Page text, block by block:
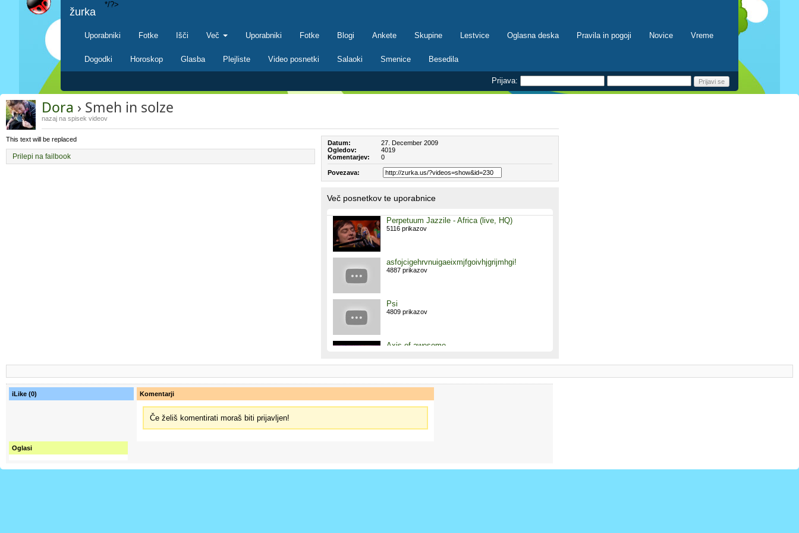
žurka
Uporabniki Fotke Išči Več Uporabniki Fotke Blogi Ankete Skupine Lestvice Oglasna deska Pravila in pogoji Novice Vreme
Dogodki Horoskop Glasba Plejliste Video posnetki Salaoki Smenice Besedila
*/?>
Prijava:
Dora › Smeh in solze
nazaj na spisek videov
This text will be replaced
Prilepi na failbook
Datum:
27. December 2009
Ogledov:
4019
Komentarjev:
0
Povezava:
Več posnetkov te uporabnice
Perpetuum Jazzile - Africa (live, HQ)
5116 prikazov
asfojcigehrvnuigaeixmjfgoivhjgrijmhgi!
4887 prikazov
Psi
4809 prikazov
Axis of awesome
Fristajlo
fail :D
Go Breakers
iLike (0) Komentarji
Če želiš komentirati moraš biti prijavljen!
Oglasi